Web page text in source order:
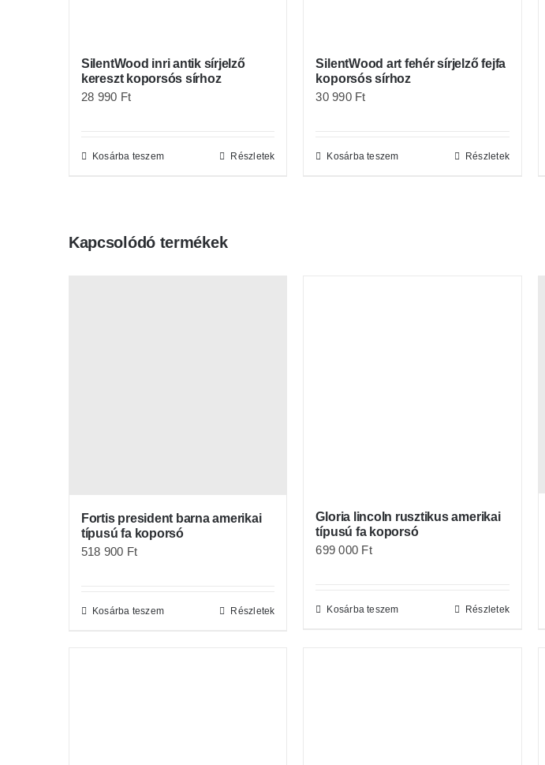
SilentWood inri antik sírjelző
kereszt koporsós sírhoz
28 990 Ft
Kosárba teszem Részletek
SilentWood art fehér sírjelző fejfa
koporsós sírhoz
30 990 Ft
Kosárba teszem Részletek
Kapcsolódó termékek
Fortis president barna amerikai
típusú fa koporsó
518 900 Ft
Kosárba teszem Részletek
Gloria lincoln rusztikus amerikai
típusú fa koporsó
699 000 Ft
Kosárba teszem Részletek